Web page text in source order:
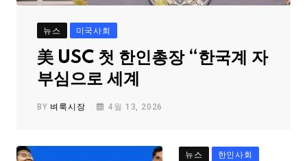
뉴스 미국사회
美 USC 첫 한인총장 “한국계 자
부심으로 세계
BY 벼룩시장 4월 13, 2026
뉴스 한인사회